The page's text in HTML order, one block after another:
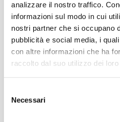
analizzare il nostro traffico.
informazioni sul modo in cui
nostri partner che si occupano
pubblicità e social media, i
con altre informazioni che ha
raccolto dal suo utilizzo dei
delNecessari
Per saperne di più
Funicolare Zecca
straordinaria del verde